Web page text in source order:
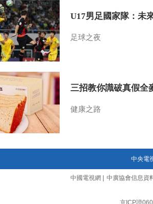
U17男足國家隊：未
足球之夜
三招教你識破真假全
健康之路
中央電
中國電視網 中廣協會信息資
京ICP證